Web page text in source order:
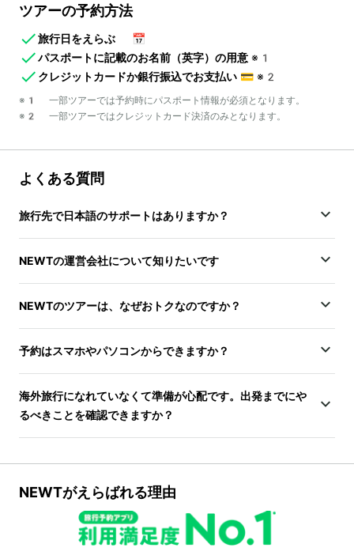
ツアーの予約方法
旅行日をえらぶ
📅
パスポートに記載のお名前（英字）の用意 ※1
クレジットカードか銀行振込でお支払い 💳 ※2
※1 一部ツアーでは予約時にパスポート情報が必須となります。
※2 一部ツアーではクレジットカード決済のみとなります。
よくある質問
旅行先で日本語のサポートはありますか？
NEWTの運営会社について知りたいです
NEWTのツアーは、なぜおトクなのですか？
予約はスマホやパソコンからできますか？
海外旅行になれていなくて準備が心配です。出発までにや
るべきことを確認できますか？
NEWTがえらばれる理由